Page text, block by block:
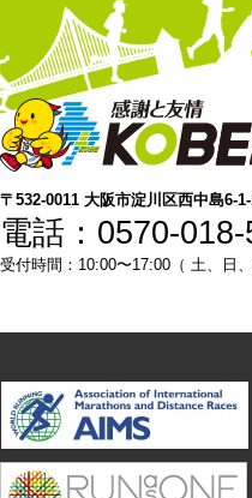
〒532-0011 大阪市淀川区西中島6-
電話：0570-018-
受付時間：10:00〜17:00（ 土、日